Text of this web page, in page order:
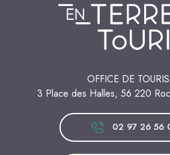
OFFICE DE
3 Place des Halles, 56 220
02 97 26 56